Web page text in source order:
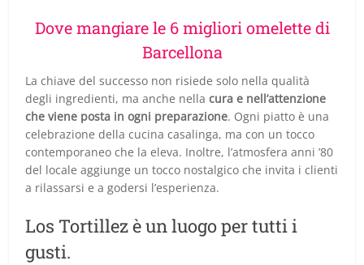
Dove mangiare le 6 migliori omelette di
Barcellona
La chiave del successo non risiede solo nella qualità
degli ingredienti, ma anche nellacura e nell’attenzione
che viene posta in ogni preparazione. Ogni piatto è una
celebrazione della cucina casalinga, ma con un tocco
contemporaneo che la eleva. Inoltre, l’atmosfera anni ’80
del locale aggiunge un tocco nostalgico che invita i clienti
a rilassarsi e a godersi l’esperienza.
Los Tortillez è un luogo per tutti i
gusti.